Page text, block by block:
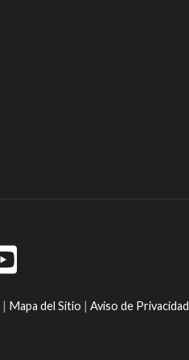
| Mapa del Sitio | Aviso de Privacidad